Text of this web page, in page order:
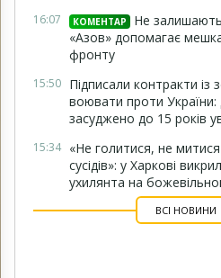
16:07 КОМЕНТАР
Не
«Азов» допомагає
фронту
15:50 Підписали контракти
воювати проти України:
засуджено до 15 років
15:34 «Не голитися, не
сусідів»: у Харкові
ухилянта на
ВСІ НОВИНИ